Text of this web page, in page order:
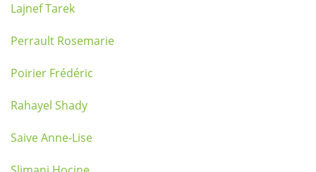
Lajnef Tarek
Perrault Rosemarie
Poirier Frédéric
Rahayel Shady
Saive Anne-Lise